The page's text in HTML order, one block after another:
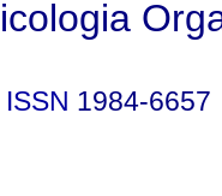
ISSN 1984-6657